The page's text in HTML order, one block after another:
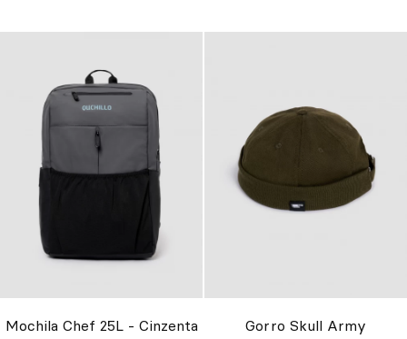
Mochila Chef 25L - Cinzenta Gorro Skull Army